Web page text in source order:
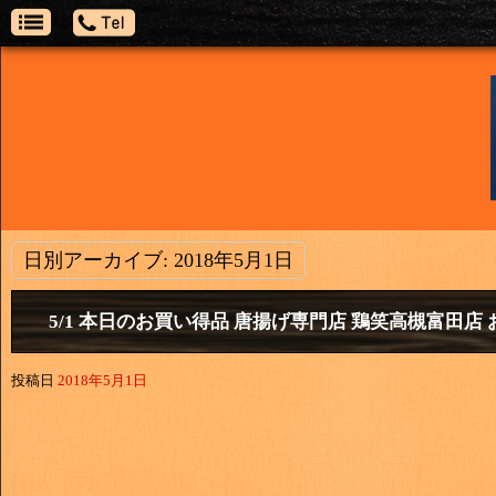
日別アーカイブ: 2018年5月1日
5/1 本日のお買い得品 唐揚げ専門店 鶏笑高槻富田店
投稿日 2018年5月1日